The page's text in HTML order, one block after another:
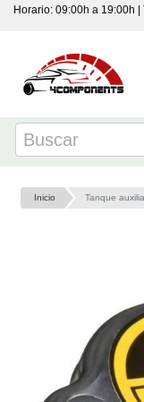
Horario: 09:00h a 19:00h
Inicio Tanque